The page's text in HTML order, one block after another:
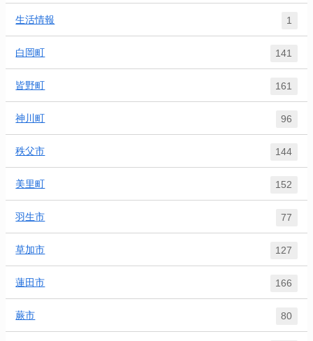
生活情報 1
白岡町 141
皆野町 161
神川町 96
秩父市 144
美里町 152
羽生市 77
草加市 127
蓮田市 166
蕨市 80